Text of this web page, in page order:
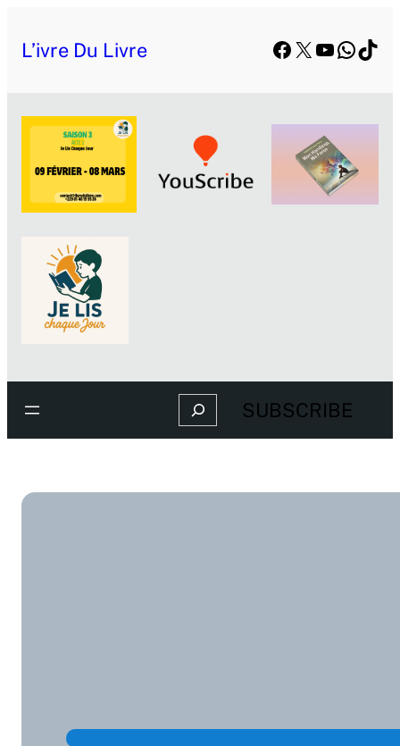
L’ivre Du Livre Facebook
X YouTube
Search SUBSCRIBE